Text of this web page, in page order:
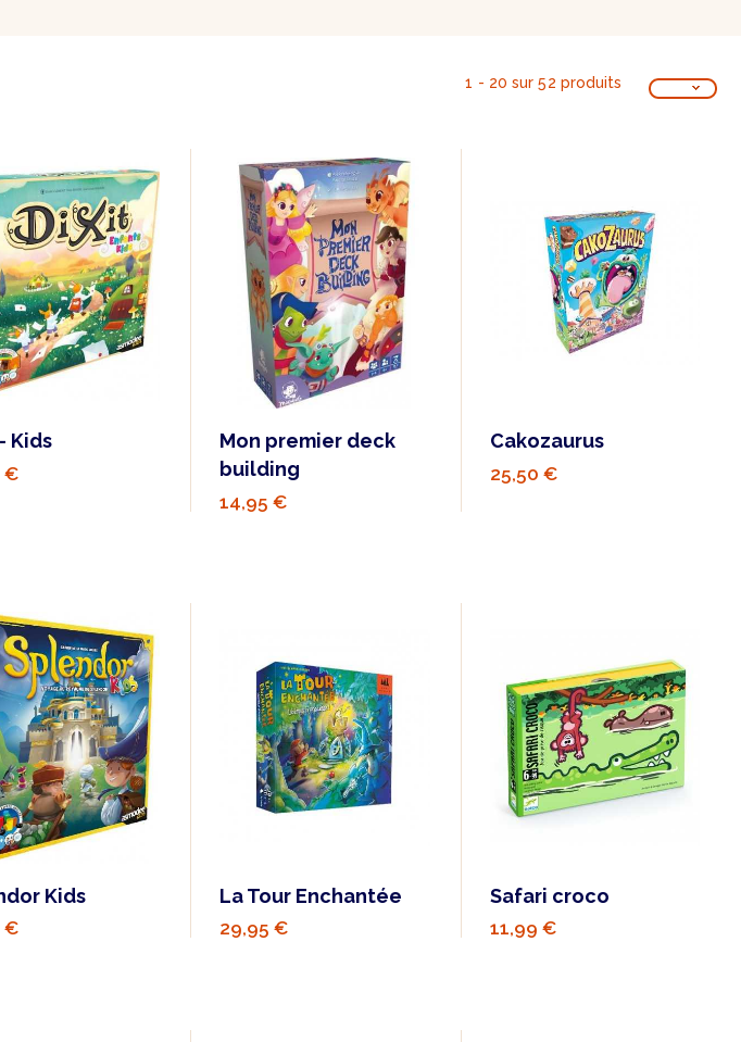
1 - 20 sur 52 produits
Kids
€
Mon premier deck
building
14,95 €
Cakozaurus
25,50 €
Kids
€
La Tour Enchantée
29,95 €
Safari croco
11,99 €